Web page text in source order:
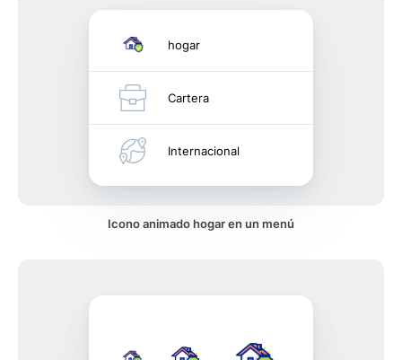
hogar
Cartera
Internacional
Icono animado hogar en un menú